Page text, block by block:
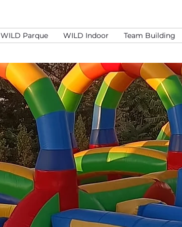
WILD Parque WILD Indoor Team Building